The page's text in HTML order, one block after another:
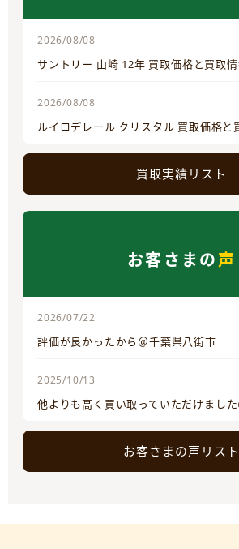
2026/08/08
サントリー 山崎 12年 買取価格と買取
2026/08/08
ルイロデレール クリスタル 買取価格と
買取実績リスト
お客さまの声
2026/07/22
評価が良かったから＠千葉県八街市
2025/10/13
他よりも高く買い取っていただけまし
お客さまの声リスト